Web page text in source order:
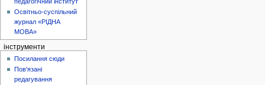
Освітньо-суспільний
журнал «РІДНА
МОВА»
інструменти
Посилання сюди
Пов'язані
редагування